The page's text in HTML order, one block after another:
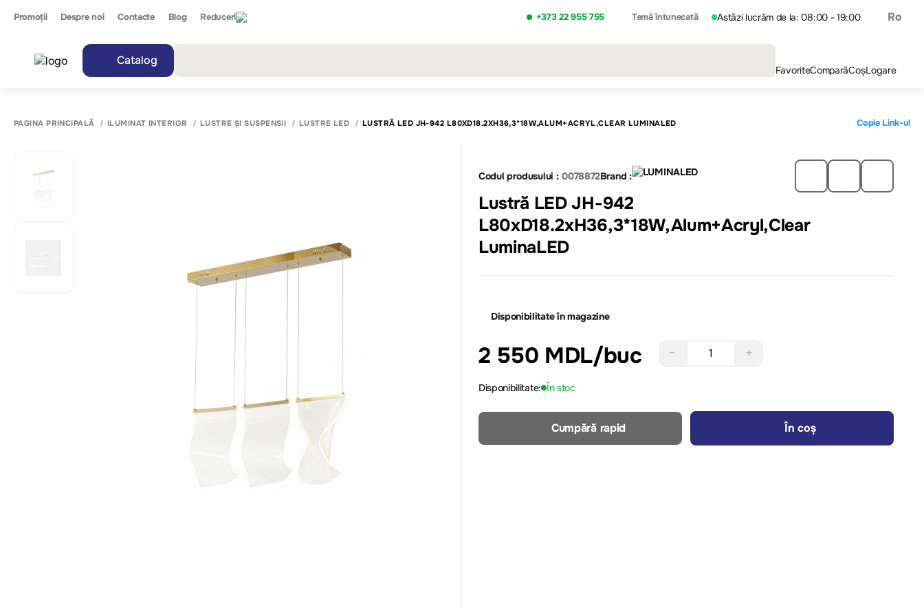
Promoții Despre noi Contacte Blog Reduceri +373 22 955 755 Temă întunecată Astăzi lucrăm de la: 08:00 - 19:00 Ro
Catalog
FavoriteComparăCoșLogare
PAGINA PRINCIPALĂ ILUMINAT INTERIOR LUSTRE ȘI SUSPENSII LUSTRE LED LUSTRĂ LED JH-942 L80XD18.2XH36,3*18W,ALUM+ACRYL,CLEAR LUMINALED Copie Link-ul
Codul produsului : 0078872Brand :
Lustră LED JH-942
L80xD18.2xH36,3*18W,Alum+Acryl,Clear
LuminaLED
Disponibilitate în magazine
2 550 MDL/buc − +
Disponibilitate: În stoc
Cumpără rapid În coș